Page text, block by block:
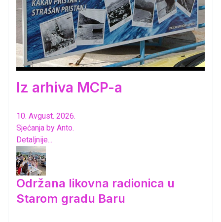
Iz arhiva MCP-a
10. Avgust. 2026.
Sjećanja by Anto.
Detaljnije...
Održana likovna radionica u
Starom gradu Baru